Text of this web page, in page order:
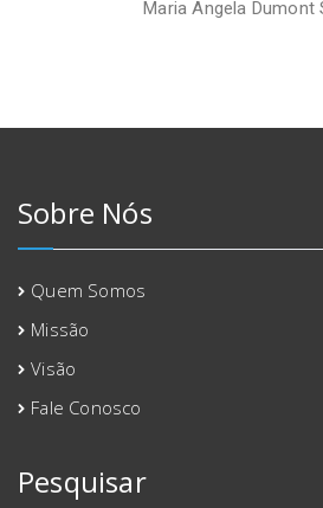
Maria Angela Dumont
Sobre Nós
Quem Somos
Missão
Visão
Fale Conosco
Pesquisar